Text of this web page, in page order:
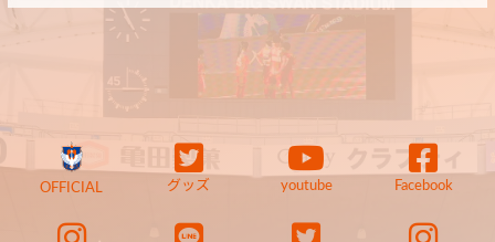
OFFICIAL グッズ youtube Facebook